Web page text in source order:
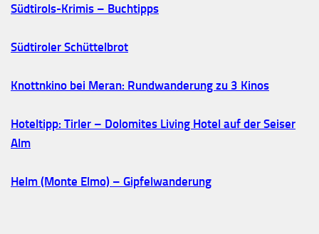
Südtirols-Krimis – Buchtipps
Südtiroler Schüttelbrot
Knottnkino bei Meran: Rundwanderung zu 3 Kinos
Hoteltipp: Tirler – Dolomites Living Hotel auf der Seiser
Alm
Helm (Monte Elmo) – Gipfelwanderung